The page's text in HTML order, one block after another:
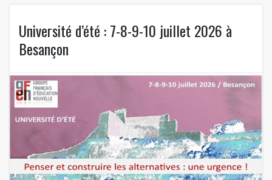
Université d’été : 7-8-9-10 juillet 2026 à
Besançon